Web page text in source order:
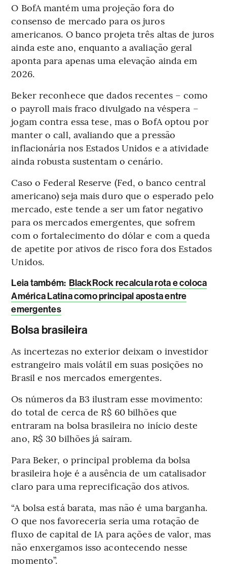
O BofA mantém uma projeção fora do
consenso de mercado para os juros
americanos. O banco projeta três altas de juros
ainda este ano, enquanto a avaliação geral
aponta para apenas uma elevação ainda em
2026.
Beker reconhece que dados recentes – como
o payroll mais fraco divulgado na véspera –
jogam contra essa tese, mas o BofA optou por
manter o call, avaliando que a pressão
inflacionária nos Estados Unidos e a atividade
ainda robusta sustentam o cenário.
Caso o Federal Reserve (Fed, o banco central
americano) seja mais duro que o esperado pelo
mercado, este tende a ser um fator negativo
para os mercados emergentes, que sofrem
com o fortalecimento do dólar e com a queda
de apetite por ativos de risco fora dos Estados
Unidos.
Leia também: BlackRock recalcula rota e coloca
América Latina como principal aposta entre
emergentes
Bolsa brasileira
As incertezas no exterior deixam o investidor
estrangeiro mais volátil em suas posições no
Brasil e nos mercados emergentes.
Os números da B3 ilustram esse movimento:
do total de cerca de R$ 60 bilhões que
entraram na bolsa brasileira no início deste
ano, R$ 30 bilhões já saíram.
Para Beker, o principal problema da bolsa
brasileira hoje é a ausência de um catalisador
claro para uma reprecificação dos ativos.
“A bolsa está barata, mas não é uma barganha.
O que nos favoreceria seria uma rotação de
fluxo de capital de IA para ações de valor, mas
não enxergamos isso acontecendo nesse
momento”.